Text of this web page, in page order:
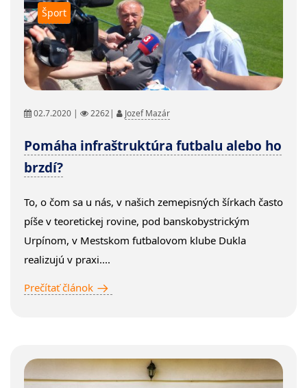
Šport
02.7.2020 | 2262| Jozef Mazár
Pomáha infraštruktúra futbalu alebo ho
brzdí?
To, o čom sa u nás, v našich zemepisných šírkach často
píše v teoretickej rovine, pod banskobystrickým
Urpínom, v Mestskom futbalovom klube Dukla
realizujú v praxi....
Prečítať článok